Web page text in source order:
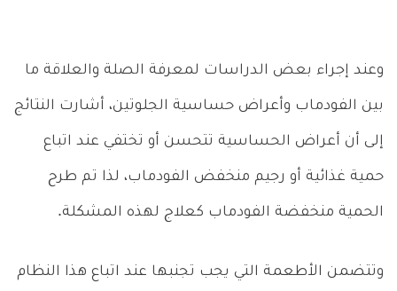
وعند إجراء بعض الدراسات لمعرفة الصلة والعلاقة ما
بين الفودماب وأعراض حساسية الجلوتين، أشارت النتائج
إلى أن أعراض الحساسية تتحسن أو تختفي عند اتباع
حمية غذائية أو رجيم منخفض الفودماب، لذا تم طرح
الحمية منخفضة الفودماب كعلاج لهذه المشكلة.
وتتضمن الأطعمة التي يجب تجنبها عند اتباع هذا النظام